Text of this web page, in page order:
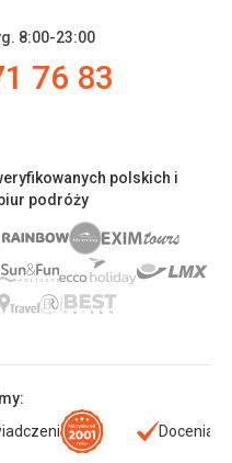
8:00-23:00
76 83
polskich i
podróży
Doceniani